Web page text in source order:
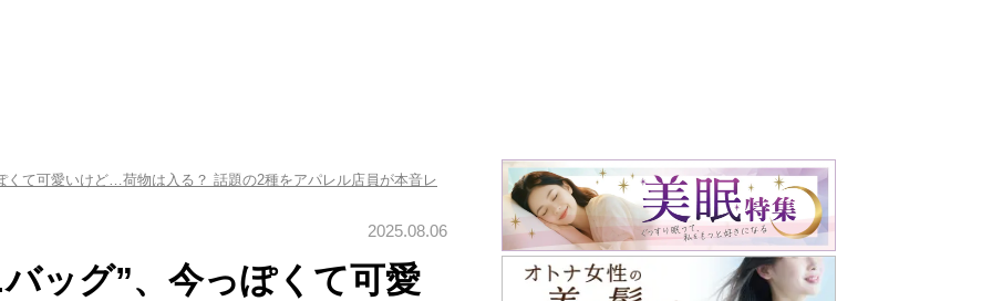
くて可愛いけど…荷物は入る？ 話題の2種をアパレル店員が本音レ
2025.08.06
ッグ”、今っぽくて可愛